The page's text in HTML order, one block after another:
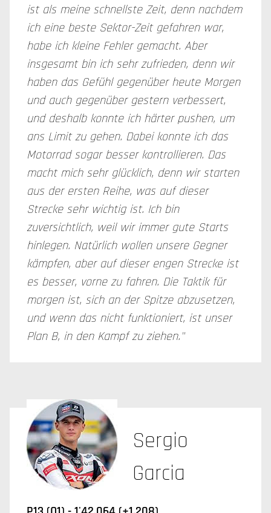
ist als meine schnellste Zeit, denn nachdem
ich eine beste Sektor-Zeit gefahren war,
habe ich kleine Fehler gemacht. Aber
insgesamt bin ich sehr zufrieden, denn wir
haben das Gefühl gegenüber heute Morgen
und auch gegenüber gestern verbessert,
und deshalb konnte ich härter pushen, um
ans Limit zu gehen. Dabei konnte ich das
Motorrad sogar besser kontrollieren. Das
macht mich sehr glücklich, denn wir starten
aus der ersten Reihe, was auf dieser
Strecke sehr wichtig ist. Ich bin
zuversichtlich, weil wir immer gute Starts
hinlegen. Natürlich wollen unsere Gegner
kämpfen, aber auf dieser engen Strecke ist
es besser, vorne zu fahren. Die Taktik für
morgen ist, sich an der Spitze abzusetzen,
und wenn das nicht funktioniert, ist unser
Plan B, in den Kampf zu ziehen."
Sergio
Garcia